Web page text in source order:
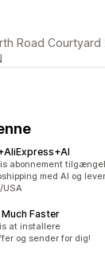
Road Courtyard
i altabonnement
med AI og
USA
Faster
altat installere
og sender for dig!